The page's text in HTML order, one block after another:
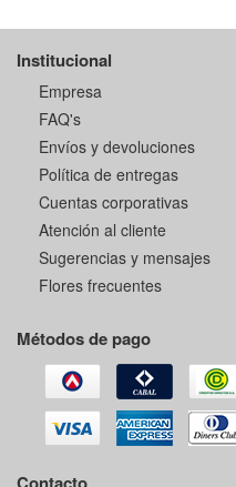
Institucional
Empresa
FAQ's
Envíos y devoluciones
Política de entregas
Cuentas corporativas
Atención al cliente
Sugerencias y mensajes
Flores frecuentes
Métodos de pago